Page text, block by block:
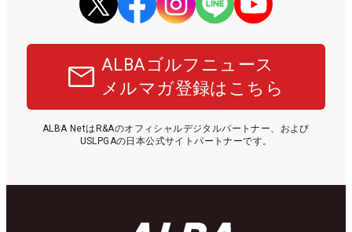
ALBAゴルフニュース
メルマガ登録はこちら
ALBA NetはR&Aのオフィシャルデジタルパートナー、および
USLPGAの日本公式サイトパートナーです。